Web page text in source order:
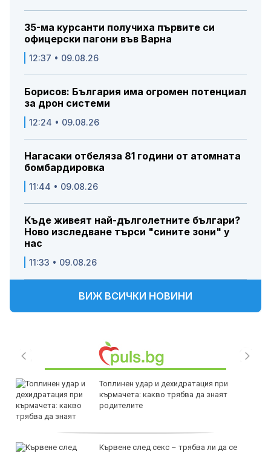
35-ма курсанти получиха първите си
офицерски пагони във Варна
12:37 • 09.08.26
Борисов: България има огромен потенциал
за дрон системи
12:24 • 09.08.26
Нагасаки отбеляза 81 години от атомната
бомбардировка
11:44 • 09.08.26
Къде живеят най-дълголетните българи?
Ново изследване търси "сините зони" у
нас
11:33 • 09.08.26
ВИЖ ВСИЧКИ НОВИНИ
Топлинен удар и дехидратация при
кърмачета: какво трябва да знаят
родителите
Кървене след секс – трябва ли да се